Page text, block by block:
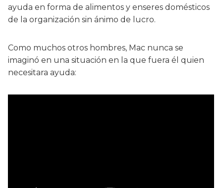
ayuda en forma de alimentos y enseres domésticos
de la organización sin ánimo de lucro.
Como muchos otros hombres, Mac nunca se
imaginó en una situación en la que fuera él quien
necesitara ayuda: